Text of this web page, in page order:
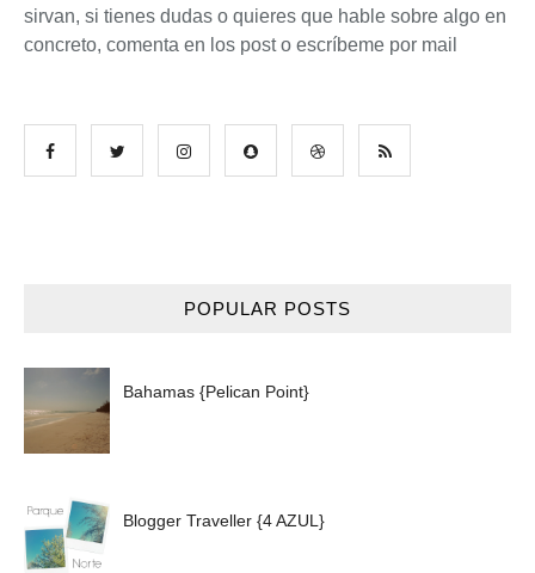
sirvan, si tienes dudas o quieres que hable sobre algo en
concreto, comenta en los post o escríbeme por mail
POPULAR POSTS
Bahamas {Pelican Point}
Blogger Traveller {4 AZUL}